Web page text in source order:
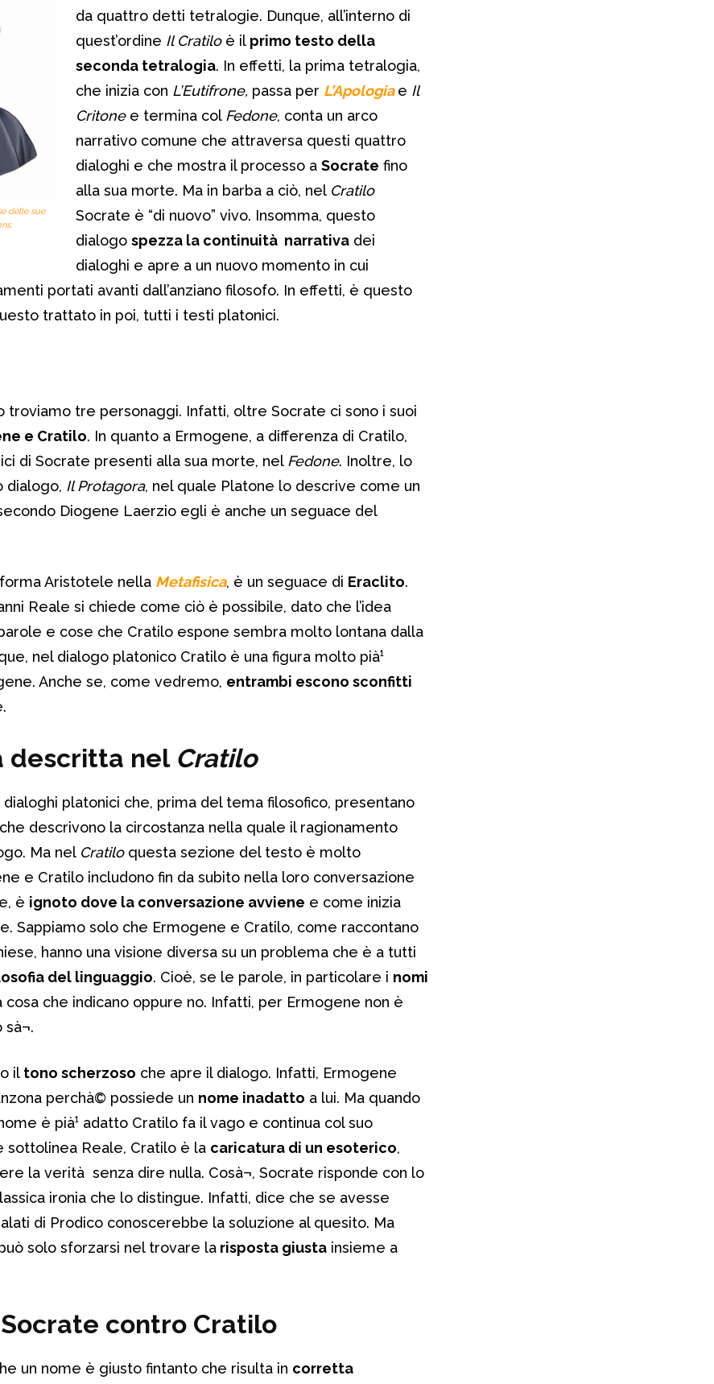
delle sue
da quattro detti tetralogie. Dunque, all’interno di
quest’ordine Il Cratiloè il primo testo della
seconda tetralogia. In effetti, la prima tetralogia,
che inizia con L’Eutifrone, passa per L’Apologiae Il
Critonee termina col Fedone, conta un arco
narrativo comune che attraversa questi quattro
dialoghi e che mostra il processo a Socrate fino
alla sua morte. Ma in barba a ciò, nel Cratilo
Socrate è “di nuovo” vivo. Insomma, questo
dialogo spezza la continuità narrativa dei
dialoghi e apre a un nuovo momento in cui
portati avanti dall’anziano filosofo. In effetti, è questo
trattato in poi, tutti i testi platonici.
troviamo tre personaggi. Infatti, oltre Socrate ci sono i suoi
e Cratilo. In quanto a Ermogene, a differenza di Cratilo,
di Socrate presenti alla sua morte, nel Fedone. Inoltre, lo
dialogo, Il Protagora, nel quale Platone lo descrive come un
Diogene Laerzio egli è anche un seguace del
Aristotele nella Metafisica, è un seguace di Eraclito.
Reale si chiede come ciò è possibile, dato che l’idea
e cose che Cratilo espone sembra molto lontana dalla
nel dialogo platonico Cratilo è una figura molto pià¹
Anche se, come vedremo, entrambi escono sconfitti
descritta nel Cratilo
platonici che, prima del tema filosofico, presentano
descrivono la circostanza nella quale il ragionamento
Ma nel Cratiloquesta sezione del testo è molto
e Cratilo includono fin da subito nella loro conversazione
è ignoto dove la conversazione avviene e come inizia
Sappiamo solo che Ermogene e Cratilo, come raccontano
hanno una visione diversa su un problema che è a tutti
del linguaggio. Cioè, se le parole, in particolare i nomi
cosa che indicano oppure no. Infatti, per Ermogene non è
sà¬.
il tono scherzoso che apre il dialogo. Infatti, Ermogene
perchà© possiede un nome inadatto a lui. Ma quando
è pià¹ adatto Cratilo fa il vago e continua col suo
sottolinea Reale, Cratilo è la caricatura di un esoterico,
la verità senza dire nulla. Cosà¬, Socrate risponde con lo
ironia che lo distingue. Infatti, dice che se avesse
di Prodico conoscerebbe la soluzione al quesito. Ma
solo sforzarsi nel trovare la risposta giusta insieme a
contro Cratilo
un nome è giusto fintanto che risulta in corretta